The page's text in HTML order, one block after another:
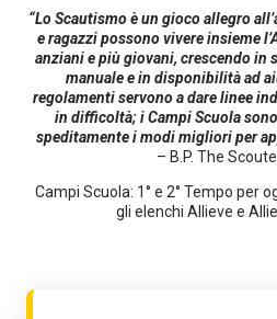
“Lo Scautismo è un gioco allegro
e ragazzi possono vivere insieme
anziani e più giovani, crescendo in
manuale e in disponibilità ad
regolamenti servono a dare linee
in difficoltà; i Campi Scuola
speditamente i modi migliori per
– B.P. The
Campi Scuola: 1° e 2° Tempo per
gli elenchi Allieve e